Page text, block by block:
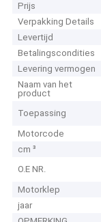
Prijs
Verpakking Details
Levertijd
Betalingscondities
Levering vermogen
Naam van het
product
Toepassing
Motorcode
cm ³
O.E NR.
Motorklep
jaar